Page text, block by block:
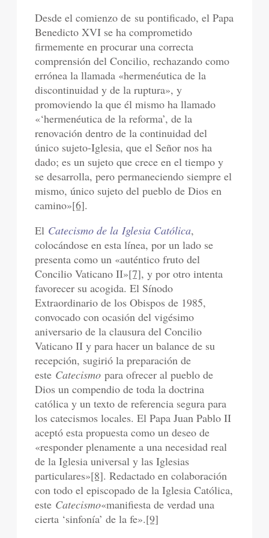
Desde el comienzo de su pontificado, el Papa
Benedicto XVI se ha comprometido
firmemente en procurar una correcta
comprensión del Concilio, rechazando como
errónea la llamada «hermenéutica de la
discontinuidad y de la ruptura», y
promoviendo la que él mismo ha llamado
«‘hermenéutica de la reforma’, de la
renovación dentro de la continuidad del
único sujeto-Iglesia, que el Señor nos ha
dado; es un sujeto que crece en el tiempo y
se desarrolla, pero permaneciendo siempre el
mismo, único sujeto del pueblo de Dios en
camino»[6].
El Catecismo de la Iglesia Católica,
colocándose en esta línea, por un lado se
presenta como un «auténtico fruto del
Concilio Vaticano II»[7], y por otro intenta
favorecer su acogida. El Sínodo
Extraordinario de los Obispos de 1985,
convocado con ocasión del vigésimo
aniversario de la clausura del Concilio
Vaticano II y para hacer un balance de su
recepción, sugirió la preparación de
este Catecismo para ofrecer al pueblo de
Dios un compendio de toda la doctrina
católica y un texto de referencia segura para
los catecismos locales. El Papa Juan Pablo II
aceptó esta propuesta como un deseo de
«responder plenamente a una necesidad real
de la Iglesia universal y las Iglesias
particulares»[8]. Redactado en colaboración
con todo el episcopado de la Iglesia Católica,
este Catecismo«manifiesta de verdad una
cierta ‘sinfonía’ de la fe».[9]